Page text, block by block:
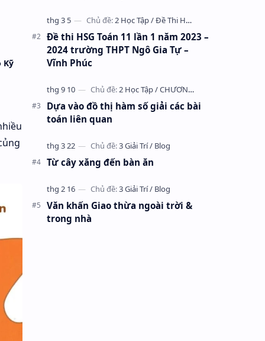
Kỹ
2024 trường THPT Nhữ Văn Lan, th…
Đề thi HSG Toán 11 lần 1 năm 2023 –
2024 trường THPT Ngô Gia Tự –
Vĩnh Phúc
Dựa vào đồ thị hàm số giải các bài
toán liên quan
Từ cây xăng đến bàn ăn
Văn khấn Giao thừa ngoài trời &
trong nhà